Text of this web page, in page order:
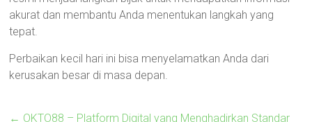
akurat dan membantu Anda menentukan langkah yang
tepat.
Perbaikan kecil hari ini bisa menyelamatkan Anda dari
kerusakan besar di masa depan.
← OKTO88 – Platform Digital yang Menghadirkan Standar